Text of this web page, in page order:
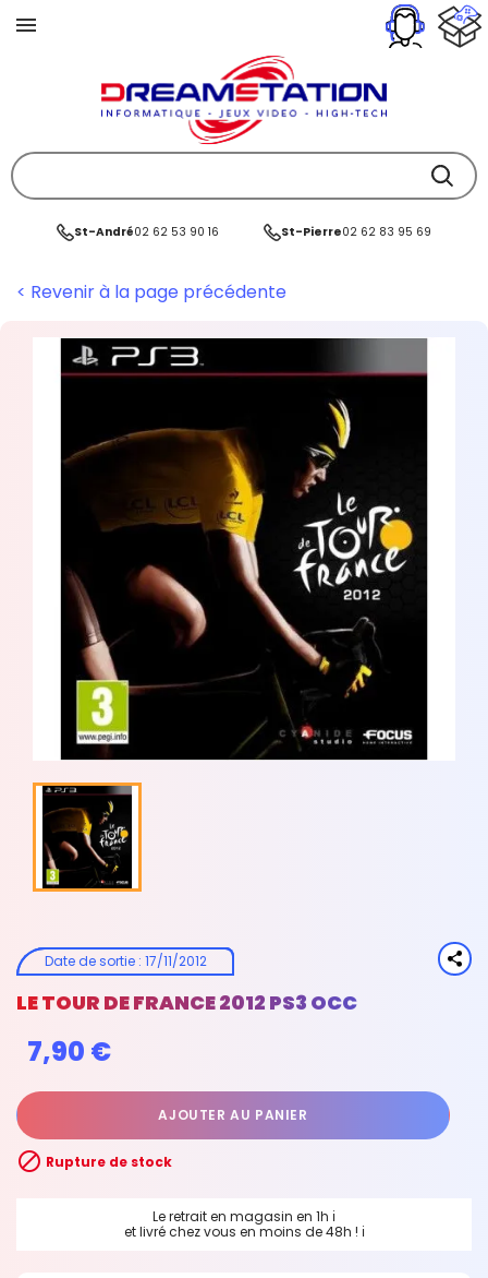
St-André02 62 53 90 16 St-Pierre02 62 83 95 69
< Revenir à la page précédente
Date de sortie: 17/11/2012
LE TOUR DE FRANCE 2012 PS3 OCC
7,90 €
AJOUTER AU PANIER
 Rupture de stock
Le retrait en magasin en 1h ℹ
et livré chez vous en moins de 48h ! ℹ